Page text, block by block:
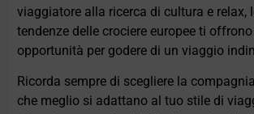
viaggiatore alla ricerca di cultura e relax,
tendenze delle crociere europee ti
opportunità per godere di un viaggio
Ricorda sempre di scegliere la
che meglio si adattano al tuo stile di